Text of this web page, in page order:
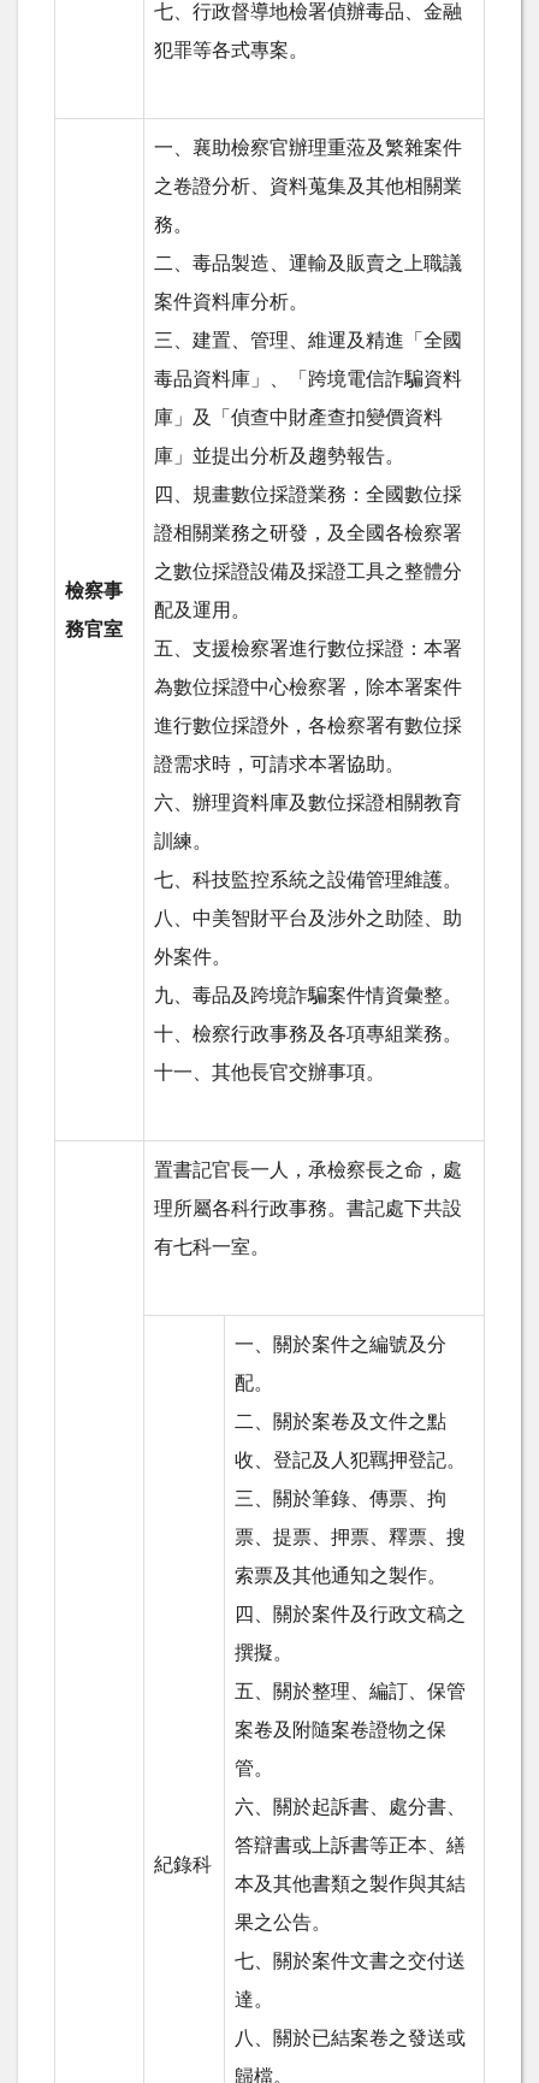
七、行政督導地檢署偵辦毒品、金融
犯罪等各式專案。
檢察事
務官室
一、襄助檢察官辦理重蒞及繁雜案件
之卷證分析、資料蒐集及其他相關業
務。
二、毒品製造、運輸及販賣之上職議
案件資料庫分析。
三、建置、管理、維運及精進「全國
毒品資料庫」、「跨境電信詐騙資料
庫」及「偵查中財產查扣變價資料
庫」並提出分析及趨勢報告。
四、規畫數位採證業務：全國數位採
證相關業務之研發，及全國各檢察署
之數位採證設備及採證工具之整體分
配及運用。
五、支援檢察署進行數位採證：本署
為數位採證中心檢察署，除本署案件
進行數位採證外，各檢察署有數位採
證需求時，可請求本署協助。
六、辦理資料庫及數位採證相關教育
訓練。
七、科技監控系統之設備管理維護。
八、中美智財平台及涉外之助陸、助
外案件。
九、毒品及跨境詐騙案件情資彙整。
十、檢察行政事務及各項專組業務。
十一、其他長官交辦事項。
置書記官長一人，承檢察長之命，處
理所屬各科行政事務。書記處下共設
有七科一室。
紀錄科
一、關於案件之編號及分
配。
二、關於案卷及文件之點
收、登記及人犯羈押登記。
三、關於筆錄、傳票、拘
票、提票、押票、釋票、搜
索票及其他通知之製作。
四、關於案件及行政文稿之
撰擬。
五、關於整理、編訂、保管
案卷及附隨案卷證物之保
管。
六、關於起訴書、處分書、
答辯書或上訴書等正本、繕
本及其他書類之製作與其結
果之公告。
七、關於案件文書之交付送
達。
八、關於已結案卷之發送或
歸檔。